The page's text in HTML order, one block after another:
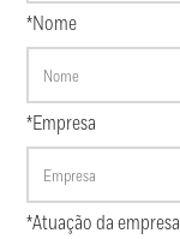
*Nome
*Empresa
*Atuação da empresa